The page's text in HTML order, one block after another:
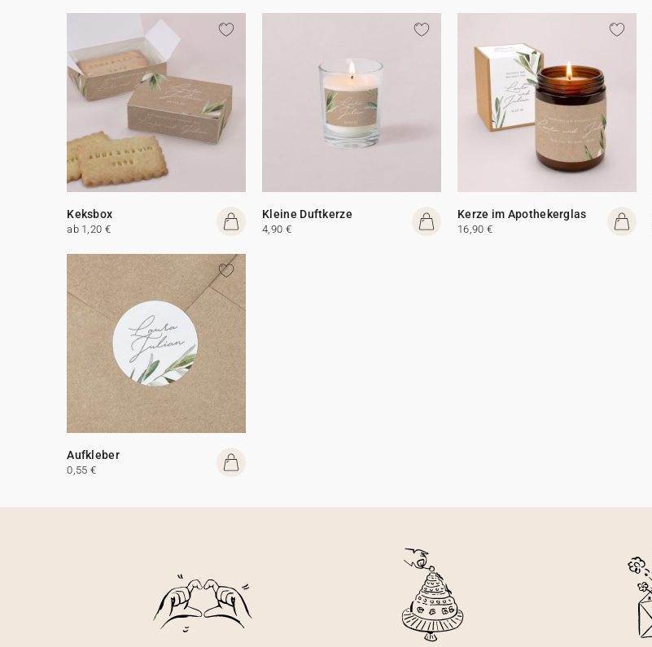
Keksbox
ab 1,20 €
Kleine Duftkerze
4,90 €
Kerze im Apothekerglas
16,90 €
Aufkleber
0,55 €